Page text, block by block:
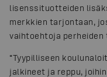
lisenssituotteiden
merkkien tarjontaan,
vaihtoehtoja perheiden
“Tyypilliseen
jalkineet ja reppu,